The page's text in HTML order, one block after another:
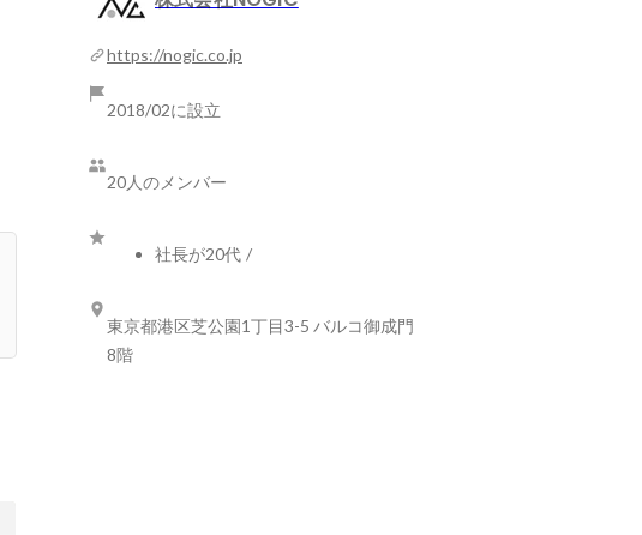
https://nogic.co.jp
2018/02に設立
20人のメンバー
社長が20代 /
東京都港区芝公園1丁目3-5 バルコ御成門
8階